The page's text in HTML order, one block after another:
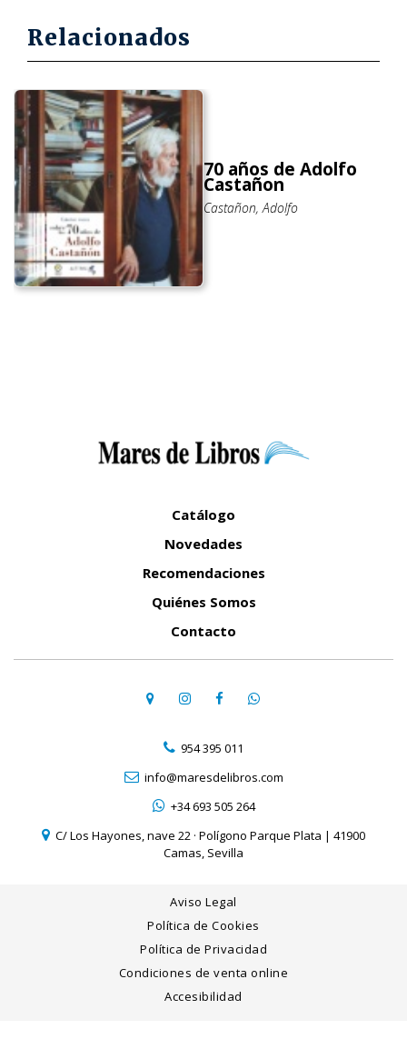
Relacionados
70 años de Adolfo
Castañon
Castañon, Adolfo
Catálogo
Novedades
Recomendaciones
Quiénes Somos
Contacto
954 395 011
info@maresdelibros.com
+34 693 505 264
C/ Los Hayones, nave 22 · Polígono Parque Plata | 41900
Camas, Sevilla
Aviso Legal
Política de Cookies
Política de Privacidad
Condiciones de venta online
Accesibilidad